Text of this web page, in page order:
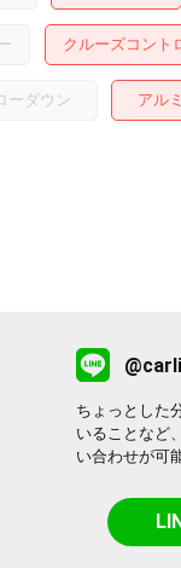
クルーズコント
ーダウン アル
ちょっとした
いることなど
い合わせが可